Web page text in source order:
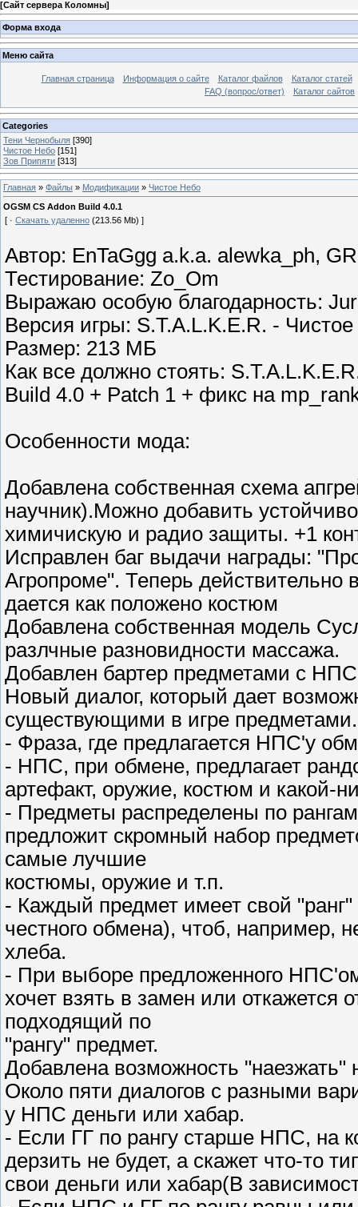
[Сайт сервера Коломны]
Форма входа
Меню сайта
Главная страница Информация о сайте Каталог файлов
Каталог статей
FAQ (вопрос/ответ)
Каталог сайтов
Categories
Тени Чернобыля [390]
Чистое Небо [151]
Зов Припяти [313]
Главная » Файлы » Модификации » Чистое Небо
OGSM CS Addon Build 4.0.1
[ · Скачать удаленно (213.56 Mb) ]
Автор: EnTaGgg a.k.a. alewka_ph,
Тестирование: Zo_Om
Выражаю особую благодарность:
Версия игры: S.T.A.L.K.E.R. -
Размер: 213 МБ
Как все должно стоять:
Build 4.0 + Patch 1 + фикс на
Особенности мода:
Добавлена собственная схема
научник).Можно добавить
химичискую и радио защиты. +1
Исправлен баг выдачи награды:
Агропроме". Теперь действительно
дается как положено костюм
Добавлена собственная модель
разлчные разновидности массажа.
Добавлен бартер предметами с
Новый диалог, который дает
существующими в игре предметами.
- Фраза, где предлагается НПС'у
- НПС, при обмене, предлагает
артефакт, оружие, костюм и какой-
- Предметы распределены по
предложит скромный набор
самые лучшие
костюмы, оружие и т.п.
- Каждый предмет имеет свой
честного обмена), чтоб, например,
хлеба.
- При выборе предложенного
хочет взять в замен или
подходящий по
"рангу" предмет.
Добавлена возможность
Около пяти диалогов с разными
у НПС деньги или хабар.
- Если ГГ по рангу старше НПС, на
дерзить не будет, а скажет что-то
свои деньги или хабар(В